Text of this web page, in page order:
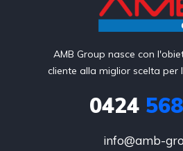
AMB Group nasce con
cliente alla miglior scelta per
0424
info@amb-